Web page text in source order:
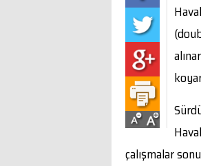
çalışmalar